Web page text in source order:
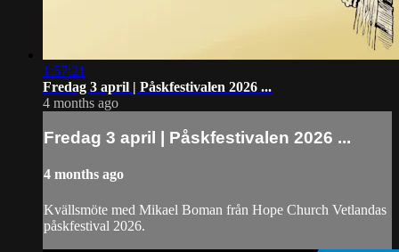
1:57:21
Fredag 3 april | Påskfestivalen 2026 ...
4 months ago
Fredag 3 april | Påskfestivalen 2026 ...
4 months ago
Kvällsmöte med Mikael Boman från Hope Church Vetlandas
påskfestival 2026.